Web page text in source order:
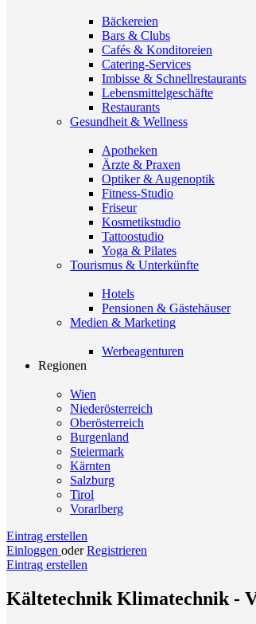
Bäckereien
Bars & Clubs
Cafés & Konditoreien
Catering-Services
Imbisse & Schnellrestaurants
Lebensmittelgeschäfte
Restaurants
Gesundheit & Wellness
Apotheken
Ärzte & Praxen
Optiker & Augenoptik
Fitness-Studio
Friseur
Kosmetikstudio
Tattoostudio
Yoga & Pilates
Tourismus & Unterkünfte
Hotels
Pensionen & Gästehäuser
Medien & Marketing
Werbeagenturen
Regionen
Wien
Niederösterreich
Oberösterreich
Burgenland
Steiermark
Kärnten
Salzburg
Tirol
Vorarlberg
Eintrag erstellen
Einloggen oder Registrieren
Eintrag erstellen
Kältetechnik Klimatechnik -